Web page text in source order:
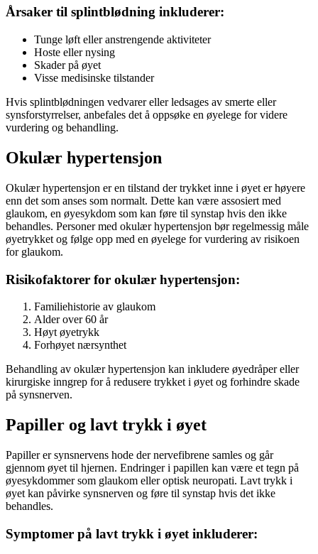
Årsaker til splintblødning inkluderer:
Tunge løft eller anstrengende aktiviteter
Hoste eller nysing
Skader på øyet
Visse medisinske tilstander
Hvis splintblødningen vedvarer eller ledsages av smerte eller
synsforstyrrelser, anbefales det å oppsøke en øyelege for videre
vurdering og behandling.
Okulær hypertensjon
Okulær hypertensjon er en tilstand der trykket inne i øyet er høyere
enn det som anses som normalt. Dette kan være assosiert med
glaukom, en øyesykdom som kan føre til synstap hvis den ikke
behandles. Personer med okulær hypertensjon bør regelmessig måle
øyetrykket og følge opp med en øyelege for vurdering av risikoen
for glaukom.
Risikofaktorer for okulær hypertensjon:
Familiehistorie av glaukom
Alder over 60 år
Høyt øyetrykk
Forhøyet nærsynthet
Behandling av okulær hypertensjon kan inkludere øyedråper eller
kirurgiske inngrep for å redusere trykket i øyet og forhindre skade
på synsnerven.
Papiller og lavt trykk i øyet
Papiller er synsnervens hode der nervefibrene samles og går
gjennom øyet til hjernen. Endringer i papillen kan være et tegn på
øyesykdommer som glaukom eller optisk neuropati. Lavt trykk i
øyet kan påvirke synsnerven og føre til synstap hvis det ikke
behandles.
Symptomer på lavt trykk i øyet inkluderer: